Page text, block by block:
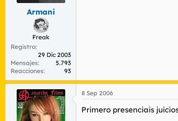
Armani
Freak
Registro
29 Dic 2003
Mensajes
5.793
Reacciones
93
8 Sep 2006
Primero presenciais